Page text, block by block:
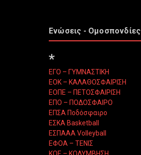
Ενώσεις - Ομοσπονδίες
*
ΕΓΟ – ΓΥΜΝΑΣΤΙΚΗ
ΕΟΚ – ΚΑΛΑΘΟΣΦΑΙΡΙΣΗ
ΕΟΠΕ – ΠΕΤΟΣΦΑΙΡΙΣΗ
ΕΠΟ – ΠΟΔΟΣΦΑΙΡΟ
ΕΠΣΑ Ποδόσφαιρο
ΕΣΚΑ Basketball
ΕΣΠΑΑΑ Volleyball
ΕΦΟΑ – ΤΕΝΙΣ